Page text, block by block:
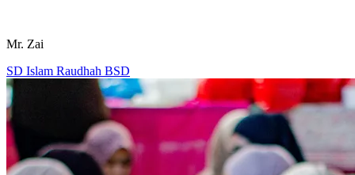
Mr. Zai
SD Islam Raudhah BSD